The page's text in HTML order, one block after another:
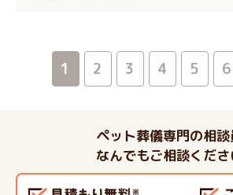
1 2 3 4 5 6
ペット葬儀専門の相談
なんでもご相談くださ